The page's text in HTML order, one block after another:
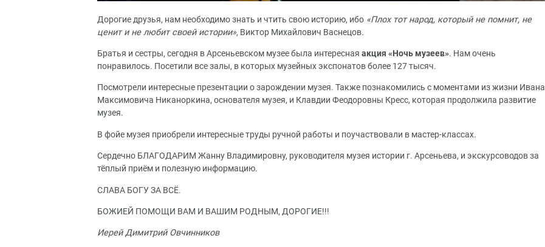
Дорогие друзья, нам необходимо знать и чтить свою историю, ибо «Плох тот народ, который не помнит, не
ценит и не любит своей истории», Виктор Михайлович Васнецов.
Братья и сестры, сегодня в Арсеньевском музее была интересная акция «Ночь музеев». Нам очень
понравилось. Посетили все залы, в которых музейных экспонатов более 127 тысяч.
Посмотрели интересные презентации о зарождении музея. Также познакомились с моментами из жизни Ивана
Максимовича Никаноркина, основателя музея, и Клавдии Феодоровны Кресс, которая продолжила развитие
музея.
В фойе музея приобрели интересные труды ручной работы и поучаствовали в мастер-классах.
Сердечно БЛАГОДАРИМ Жанну Владимировну, руководителя музея истории г. Арсеньева, и экскурсоводов за
тёплый приём и полезную информацию.
СЛАВА БОГУ ЗА ВСЁ.
БОЖИЕЙ ПОМОЩИ ВАМ И ВАШИМ РОДНЫМ, ДОРОГИЕ!!!
Иерей Димитрий Овчинников